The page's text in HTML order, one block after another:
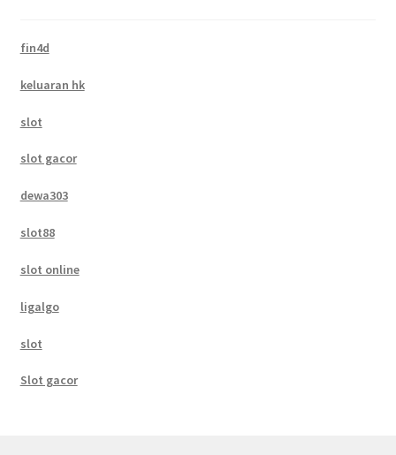
fin4d
keluaran hk
slot
slot gacor
dewa303
slot88
slot online
ligalgo
slot
Slot gacor